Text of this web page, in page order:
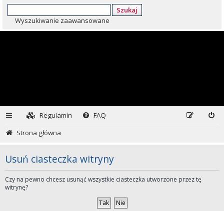
Szukaj
Wyszukiwanie zaawansowane
Regulamin
FAQ
Strona główna
Usuń ciasteczka witryny
Czy na pewno chcesz usunąć wszystkie ciasteczka utworzone przez tę
witrynę?